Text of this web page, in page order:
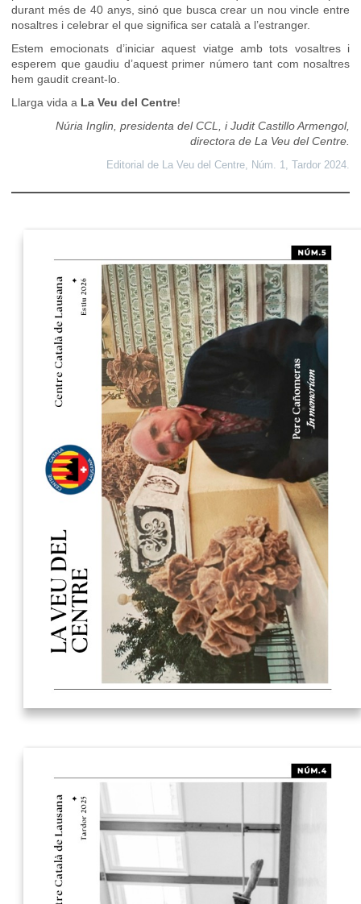
durant més de 40 anys, sinó que busca crear un nou vincle entre
nosaltres i celebrar el que significa ser català a l’estranger.
Estem emocionats d’iniciar aquest viatge amb tots vosaltres i
esperem que gaudiu d’aquest primer número tant com nosaltres
hem gaudit creant-lo.
Llarga vida a La Veu del Centre!
Núria Inglin, presidenta del CCL, i Judit Castillo Armengol,
directora de La Veu del Centre.
Editorial de La Veu del Centre, Núm. 1, Tardor 2024.